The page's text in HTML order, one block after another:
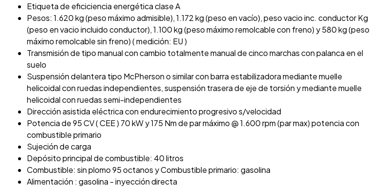
Etiqueta de eficiciencia energética clase A
Pesos: 1.620 kg (peso máximo admisible), 1.172 kg (peso en vacío), peso vacio inc. conductor Kg
(peso en vacio incluido conductor), 1.100 kg (peso máximo remolcable con freno) y 580 kg (peso
máximo remolcable sin freno) ( medición: EU )
Transmisión de tipo manual con cambio totalmente manual de cinco marchas con palanca en el
suelo
Suspensión delantera tipo McPherson o similar con barra estabilizadora mediante muelle
helicoidal con ruedas independientes, suspensión trasera de eje de torsión y mediante muelle
helicoidal con ruedas semi-independientes
Dirección asistida eléctrica con endurecimiento progresivo s/velocidad
Potencia de 95 CV ( CEE ) 70 kW y 175 Nm de par máximo @ 1.600 rpm (par max) potencia con
combustible primario
Sujeción de carga
Depósito principal de combustible: 40 litros
Combustible: sin plomo 95 octanos y Combustible primario: gasolina
Alimentación : gasolina - inyección directa